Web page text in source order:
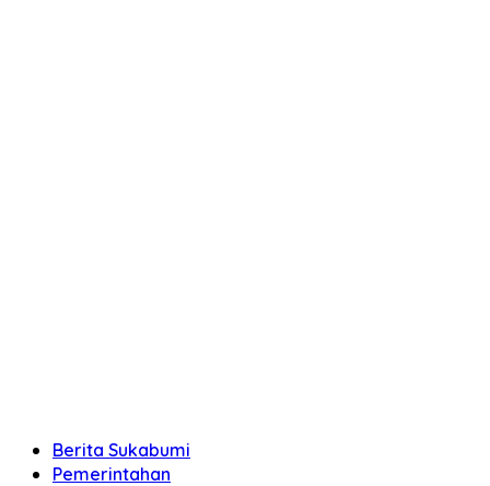
Berita Sukabumi
Pemerintahan